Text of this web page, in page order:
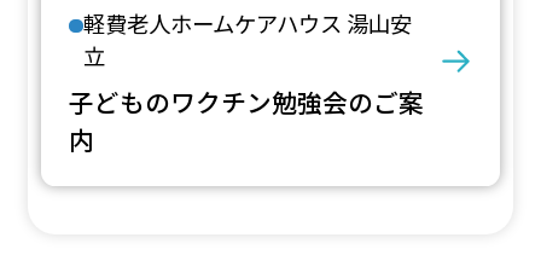
軽費老人ホームケアハウス 湯山安
立
子どものワクチン勉強会のご案
内